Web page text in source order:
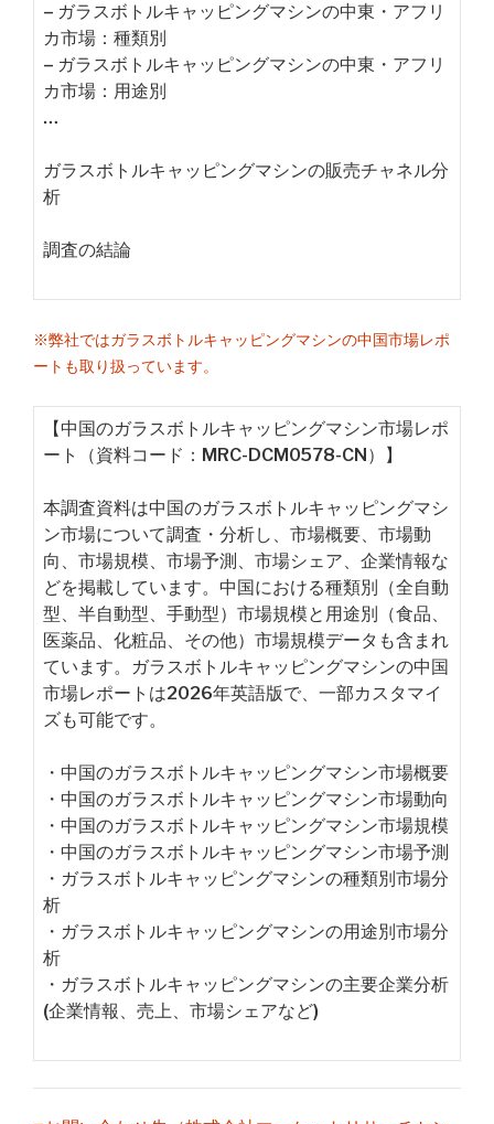
– ガラスボトルキャッピングマシンの中東・アフリ
カ市場：種類別
– ガラスボトルキャッピングマシンの中東・アフリ
カ市場：用途別
…
ガラスボトルキャッピングマシンの販売チャネル分
析
調査の結論
※弊社ではガラスボトルキャッピングマシンの中国市場レポ
ートも取り扱っています。
【中国のガラスボトルキャッピングマシン市場レポ
ート（資料コード：MRC-DCM0578-CN）】
本調査資料は中国のガラスボトルキャッピングマシ
ン市場について調査・分析し、市場概要、市場動
向、市場規模、市場予測、市場シェア、企業情報な
どを掲載しています。中国における種類別（全自動
型、半自動型、手動型）市場規模と用途別（食品、
医薬品、化粧品、その他）市場規模データも含まれ
ています。ガラスボトルキャッピングマシンの中国
市場レポートは2026年英語版で、一部カスタマイ
ズも可能です。
・中国のガラスボトルキャッピングマシン市場概要
・中国のガラスボトルキャッピングマシン市場動向
・中国のガラスボトルキャッピングマシン市場規模
・中国のガラスボトルキャッピングマシン市場予測
・ガラスボトルキャッピングマシンの種類別市場分
析
・ガラスボトルキャッピングマシンの用途別市場分
析
・ガラスボトルキャッピングマシンの主要企業分析
(企業情報、売上、市場シェアなど)